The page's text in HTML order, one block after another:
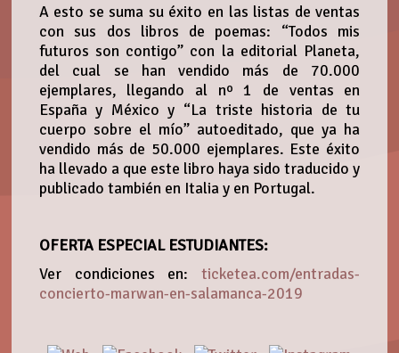
A esto se suma su éxito en las listas de ventas
con sus dos libros de poemas: “Todos mis
futuros son contigo” con la editorial Planeta,
del cual se han vendido más de 70.000
ejemplares, llegando al nº 1 de ventas en
España y México y “La triste historia de tu
cuerpo sobre el mío” autoeditado, que ya ha
vendido más de 50.000 ejemplares. Este éxito
ha llevado a que este libro haya sido traducido y
publicado también en Italia y en Portugal.
OFERTA ESPECIAL ESTUDIANTES:
Ver condiciones en:ticketea.com/entradas-
concierto-marwan-en-salamanca-2019